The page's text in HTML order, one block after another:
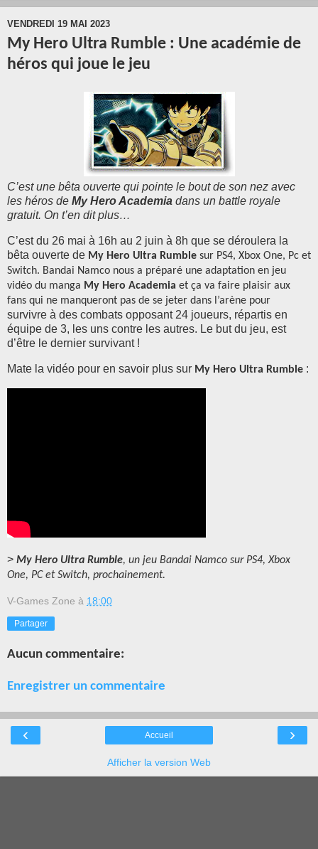
VENDREDI 19 MAI 2023
My Hero Ultra Rumble : Une académie de
héros qui joue le jeu
C’est une bêta ouverte qui pointe le bout de son nez avec
les héros de My Hero Academia dans un battle royale
gratuit. On t’en dit plus…
C’est du 26 mai à 16h au 2 juin à 8h que se déroulera la
bêta ouverte de My Hero Ultra Rumble sur PS4, Xbox One, Pc et
Switch. Bandai Namco nous a préparé une adaptation en jeu
vidéo du manga My Hero Academia et ça va faire plaisir aux
fans qui ne manqueront pas de se jeter dans l’arène pour
survivre à des combats opposant 24 joueurs, répartis en
équipe de 3, les uns contre les autres. Le but du jeu, est
d’être le dernier survivant !
Mate la vidéo pour en savoir plus sur My Hero Ultra Rumble :
> My Hero Ultra Rumble, un jeu Bandai Namco sur PS4, Xbox
One, PC et Switch, prochainement.
V-Games Zone à 18:00
Partager
Aucun commentaire:
Enregistrer un commentaire
‹ ›
Accueil
Afficher la version Web